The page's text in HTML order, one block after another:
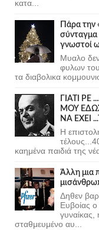
κατα...
Πάρα την
σύνταγμα
γνωστοί
Μυαλο δεν
φυλων
τα διαβολικα
ΓΙΑΤΙ
ΜΟΥ
ΝΑ ΕΧΕΙ
Η
καημένα παιδιά της
Άλλη μια
Δηθεν
Ευβοίας ο
γυναίκας,
σταθμευμένο αυ...